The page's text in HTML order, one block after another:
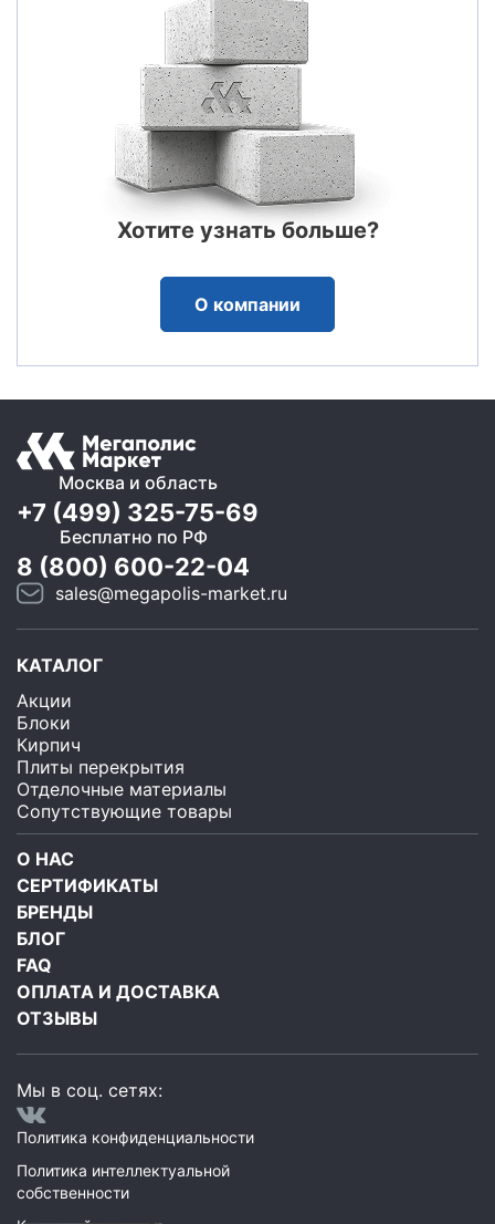
Хотите узнать больше?
О компании
Москва и область
+7 (499) 325-75-69
Бесплатно по РФ
8 (800) 600-22-04
sales@megapolis-market.ru
КАТАЛОГ
Акции
Блоки
Кирпич
Плиты перекрытия
Отделочные материалы
Сопутствующие товары
О НАС
СЕРТИФИКАТЫ
БРЕНДЫ
БЛОГ
FAQ
ОПЛАТА И ДОСТАВКА
ОТЗЫВЫ
Мы в соц. сетях:
Политика конфиденциальности
Политика интеллектуальной
собственности